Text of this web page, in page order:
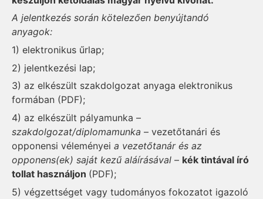
A jelentkezés során kötelezően benyújtandó
anyagok:
1) elektronikus űrlap;
2) jelentkezési lap;
3) az elkészült szakdolgozat anyaga elektronikus
formában (PDF);
4) az elkészült pályamunka –
szakdolgozat/diplomamunka – vezetőtanári és
opponensi véleményei a vezetőtanár és az
opponens(ek) saját kezű aláírásával – kék tintával író
tollat használjon (PDF);
5) végzettséget vagy tudományos fokozatot igazoló